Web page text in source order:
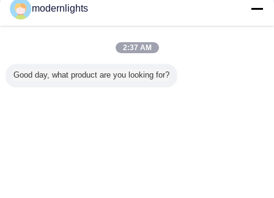
Trust Seal
Verified Suplier
Все продукты
modernlights
2:37 AM
Good day, what product are you looking for?